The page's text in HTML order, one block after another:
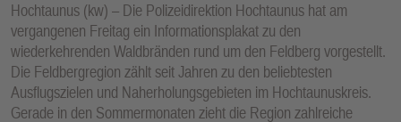
Hochtaunus (kw) – Die Polizeidirektion Hochtaunus hat am
vergangenen Freitag ein Informationsplakat zu den
wiederkehrenden Waldbränden rund um den Feldberg vorgestellt.
Die Feldbergregion zählt seit Jahren zu den beliebtesten
Ausflugszielen und Naherholungsgebieten im Hochtaunuskreis.
Gerade in den Sommermonaten zieht die Region zahlreiche